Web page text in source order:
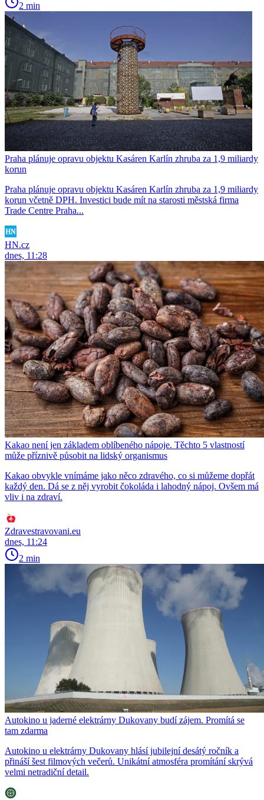
2 min
Praha plánuje opravu objektu Kasáren Karlín zhruba za 1,9 miliardy
korun
Praha plánuje opravu objektu Kasáren Karlín zhruba za 1,9 miliardy
korun včetně DPH. Investici bude mít na starosti městská firma
Trade Centre Praha...
HN.cz
dnes, 11:28
Kakao není jen základem oblíbeného nápoje. Těchto 5 vlastností
může příznivě působit na lidský organismus
Kakao obvykle vnímáme jako něco zdravého, co si můžeme dopřát
každý den. Dá se z něj vyrobit čokoláda i lahodný nápoj. Ovšem má
vliv i na zdraví.
Zdravestravovani.eu
dnes, 11:24
2 min
Autokino u jaderné elektrárny Dukovany budí zájem. Promítá se
tam zdarma
Autokino u elektrárny Dukovany hlásí jubilejní desátý ročník a
přináší šest filmových večerů. Unikátní atmosféra promítání skrývá
velmi netradiční detail.